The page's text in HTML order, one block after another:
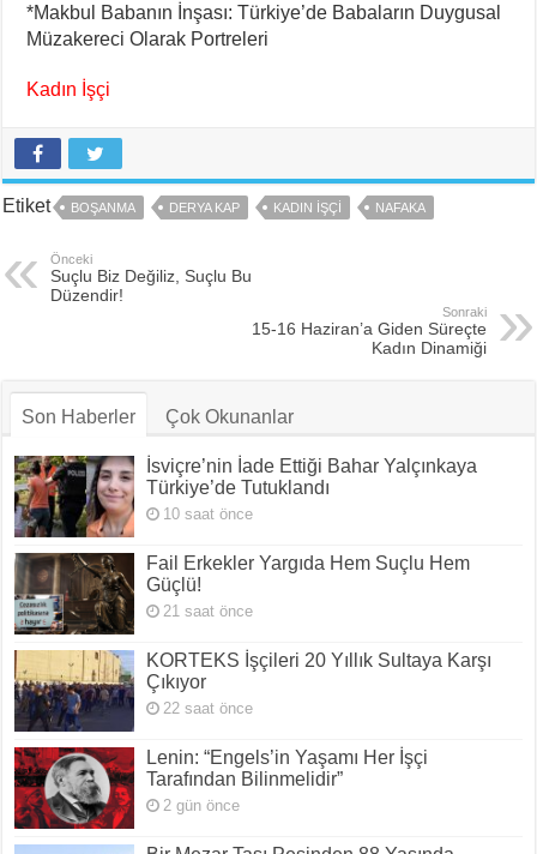
*Makbul Babanın İnşası: Türkiye’de Babaların Duygusal
Müzakereci Olarak Portreleri
Kadın İşçi
Etiket BOŞANMA DERYA KAP KADIN IŞÇI NAFAKA
Önceki
Suçlu Biz Değiliz, Suçlu Bu
Düzendir!
Sonraki
15-16 Haziran’a Giden Süreçte
Kadın Dinamiği
Son Haberler Çok Okunanlar
İsviçre’nin İade Ettiği Bahar Yalçınkaya
Türkiye’de Tutuklandı
10 saat önce
Fail Erkekler Yargıda Hem Suçlu Hem
Güçlü!
21 saat önce
KORTEKS İşçileri 20 Yıllık Sultaya Karşı
Çıkıyor
22 saat önce
Lenin: “Engels’in Yaşamı Her İşçi
Tarafından Bilinmelidir”
2 gün önce